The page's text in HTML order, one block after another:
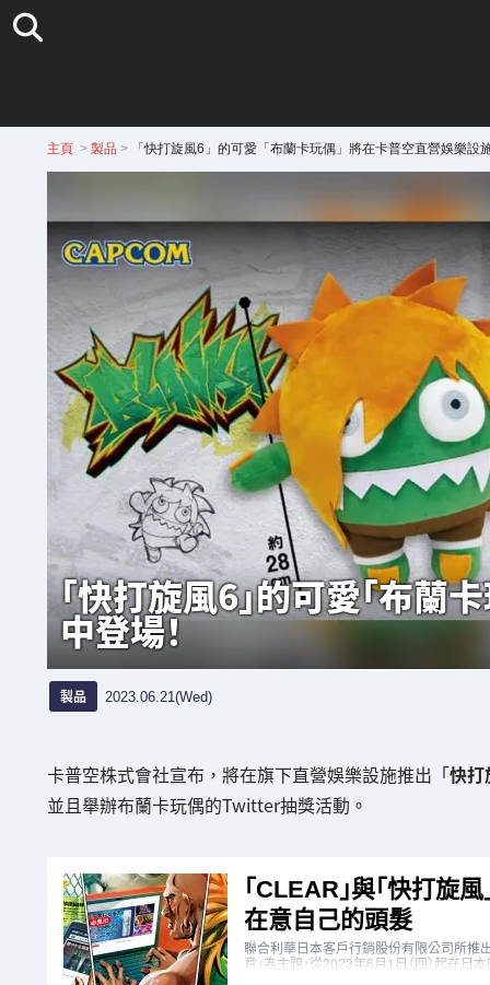
主頁 > 製品 > 「快打旋風6」的可愛「布蘭卡玩偶」將在卡普空直營娛樂設
「快打旋風6」的可愛「布蘭
中登場！
製品 2023.06.21(Wed)
卡普空株式會社宣布，將在旗下直營娛樂設施推出「快打
並且舉辦布蘭卡玩偶的Twitter抽獎活動。